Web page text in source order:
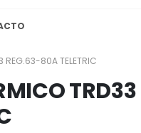
REG.63-80A TELETRIC